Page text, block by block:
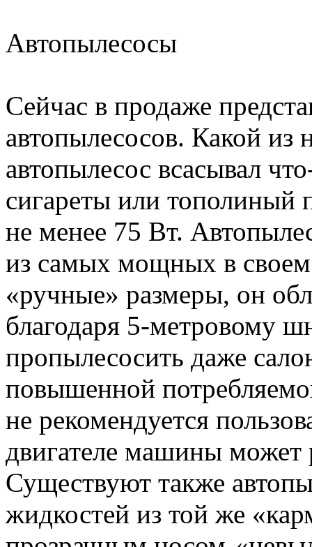
Автопылесосы
Сейчас в продаже
автопылесосов. Какой из
автопылесос всасывал
сигареты или тополиный
не менее 75 Вт.
из самых мощных в
«ручные» размеры, он
благодаря 5-метровому
пропылесосить даже
повышенной
не рекомендуется
двигателе машины может
Существуют также
жидкостей из той же